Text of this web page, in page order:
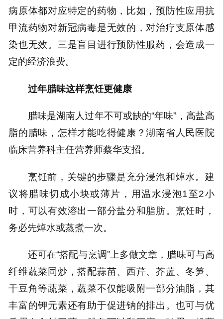
病原体都对应特定的药物，比如，预防性应用抗
甲流药物对新冠病毒是无效的，对治疗支原体感
染也无效。三是盲目进行预防性服药，会造成一
定的经济浪费。
过年腊味这样烹饪更健康
腊味是湖南人过年不可或缺的“年味”，高盐高
脂的腊味，怎样才能吃得健康？湖南省人民医院
临床营养科主任营养师蔡华支招。
烹饪前，关键的步骤是充分浸泡和焯水。建
议将腊味切成小块或薄片，用温水浸泡1至2小
时，可以有效溶出一部分盐分和脂肪。烹饪时，
务必先焯水或蒸煮一次。
还可在“搭配与烹调”上多做文章，腊味可与高
纤维蔬菜同炒，搭配蒜苗、西芹、芥蓝、冬笋、
干豆角等蔬菜，蔬菜不仅能吸附一部分油脂，其
丰富的钾元素还有助于促进钠的排出。也可与优